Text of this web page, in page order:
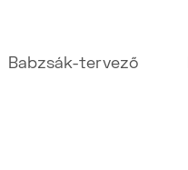
Babzsák-tervező